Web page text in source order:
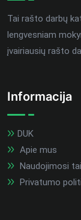
Tai rašto darbų
lengvesniam
įvairiausių rašto
Informacija
DUK
Apie mus
Naudojimosi
Privatumo